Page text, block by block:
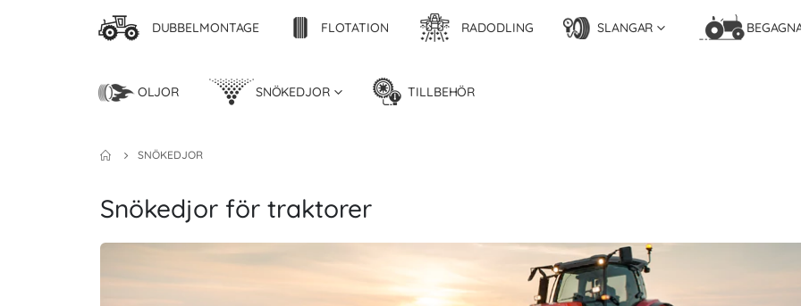
DUBBELMONTAGE FLOTATION RADODLING SLANGAR
OLJOR SNÖKEDJOR TILLBEHÖR
SNÖKEDJOR
Snökedjor för traktorer